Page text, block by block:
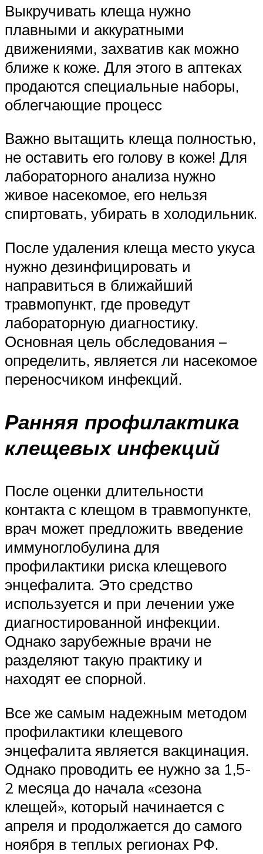
Выкручивать клеща нужно
плавными и аккуратными
движениями, захватив как можно
ближе к коже. Для этого в аптеках
продаются специальные наборы,
облегчающие процесс
Важно вытащить клеща полностью,
не оставить его голову в коже! Для
лабораторного анализа нужно
живое насекомое, его нельзя
спиртовать, убирать в холодильник.
После удаления клеща место укуса
нужно дезинфицировать и
направиться в ближайший
травмопункт, где проведут
лабораторную диагностику.
Основная цель обследования –
определить, является ли насекомое
переносчиком инфекций.
Ранняя профилактика
клещевых инфекций
После оценки длительности
контакта с клещом в травмопункте,
врач может предложить введение
иммуноглобулина для
профилактики риска клещевого
энцефалита. Это средство
используется и при лечении уже
диагностированной инфекции.
Однако зарубежные врачи не
разделяют такую практику и
находят ее спорной.
Все же самым надежным методом
профилактики клещевого
энцефалита является вакцинация.
Однако проводить ее нужно за 1,5-
2 месяца до начала «сезона
клещей», который начинается с
апреля и продолжается до самого
ноября в теплых регионах РФ.